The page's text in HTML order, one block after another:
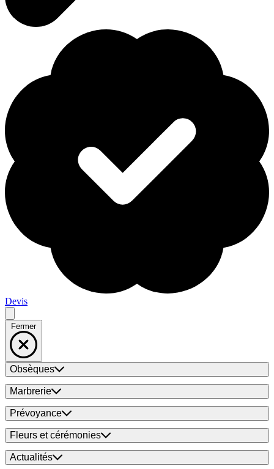
Devis
Fermer
Obsèques
Marbrerie
Prévoyance
Fleurs et cérémonies
Actualités